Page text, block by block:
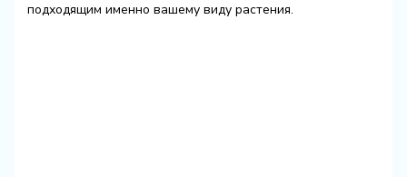
подходящим именно вашему виду растения.